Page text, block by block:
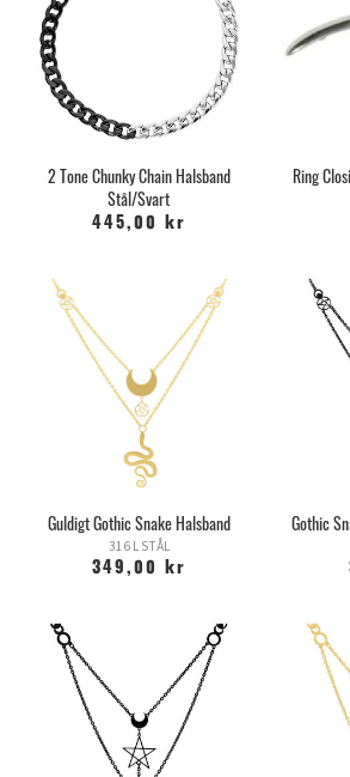
2 Tone Chunky Chain Halsband
Stål/Svart
445,00 kr
Ring
Guldigt Gothic Snake Halsband
316 L STÅL
349,00 kr
Gothic